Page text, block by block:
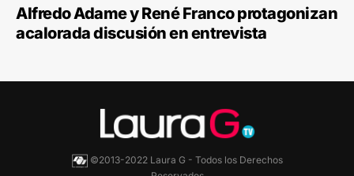
Alfredo Adame y René Franco protagonizan
acalorada discusión en entrevista
©2013-2022 Laura G - Todos los Derechos